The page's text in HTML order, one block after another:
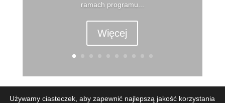
ramach programu...
Więcej
Używamy ciasteczek, aby zapewnić najlepszą jakość korzystania